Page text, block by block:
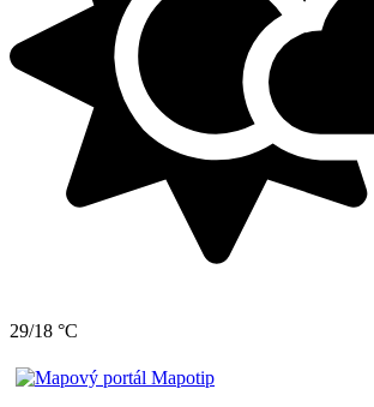
29/18 °C